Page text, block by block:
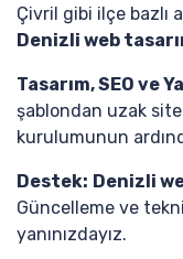
Çivril gibi ilçe bazlı
Denizli web
Tasarım, SEO ve
şablondan uzak
kurulumunun
Destek: Denizli
Güncelleme ve
yanınızdayız.